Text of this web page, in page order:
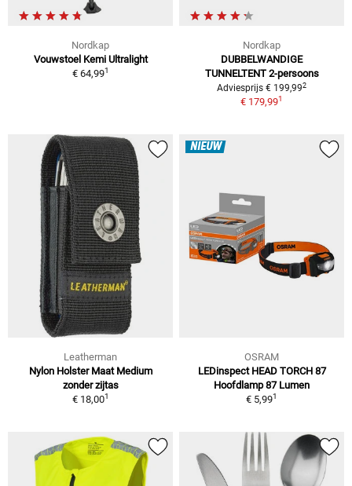
Nordkap
Vouwstoel Kemi Ultralight
€ 64,991
Nordkap
DUBBELWANDIGE
TUNNELTENT 2-persoons
Adviesprijs € 199,992
€ 179,991
Leatherman
Nylon Holster Maat Medium
zonder zijtas
€ 18,001
NIEUW
OSRAM
LEDinspect HEAD TORCH 87
Hoofdlamp 87 Lumen
€ 5,991